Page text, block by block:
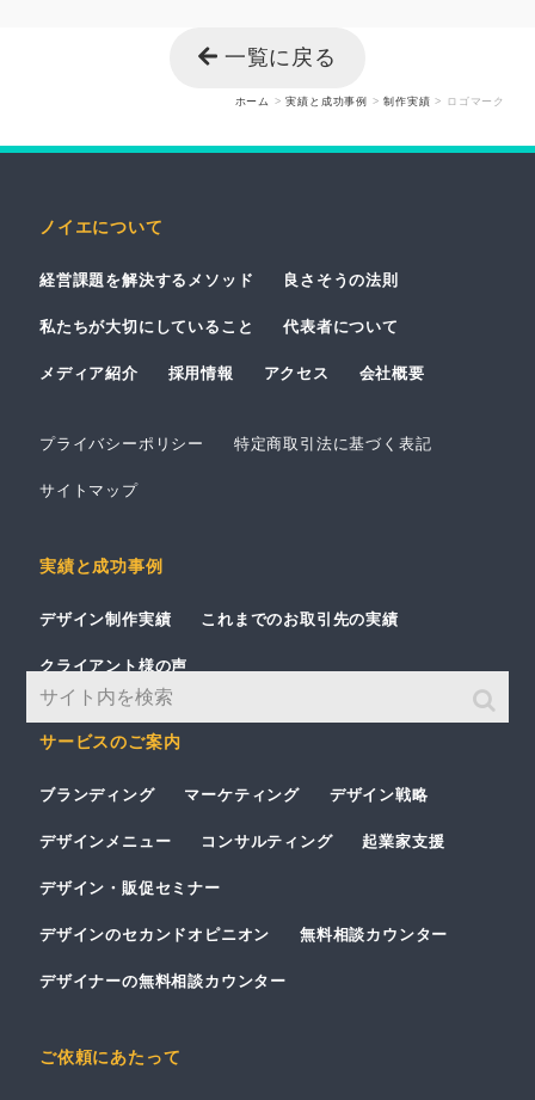
一覧に戻る
ホーム >実績と成功事例 >制作実績 > ロゴマーク
ノイエについて
経営課題を解決するメソッド 良さそうの法則
私たちが大切にしていること 代表者について
メディア紹介 採用情報 アクセス 会社概要
プライバシーポリシー 特定商取引法に基づく表記
サイトマップ
実績と成功事例
デザイン制作実績 これまでのお取引先の実績
クライアント様の声
サービスのご案内
ブランディング マーケティング デザイン戦略
デザインメニュー コンサルティング 起業家支援
デザイン・販促セミナー
デザインのセカンドオピニオン 無料相談カウンター
デザイナーの無料相談カウンター
ご依頼にあたって